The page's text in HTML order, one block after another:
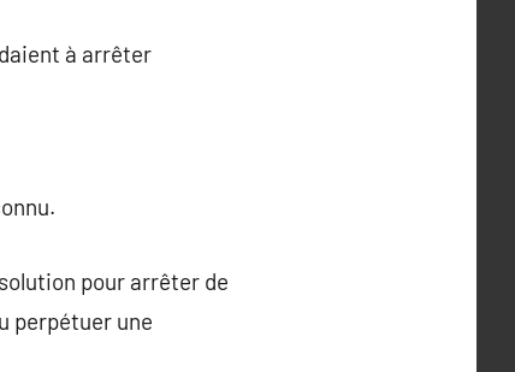
à arrêter
pour arrêter de
perpétuer une